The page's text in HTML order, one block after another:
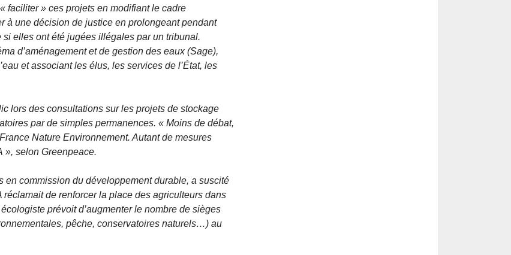
faciliter » ces projets en modifiant le cadre
à une décision de justice en prolongeant pendant
elles ont été jugées illégales par un tribunal.
d’aménagement et de gestion des eaux (Sage),
et associant les élus, les services de l’État, les
lors des consultations sur les projets de stockage
par de simples permanences. « Moins de débat,
Nature Environnement. Autant de mesures
», selon Greenpeace.
commission du développement durable, a suscité
de renforcer la place des agriculteurs dans
prévoit d’augmenter le nombre de sièges
pêche, conservatoires naturels…) au